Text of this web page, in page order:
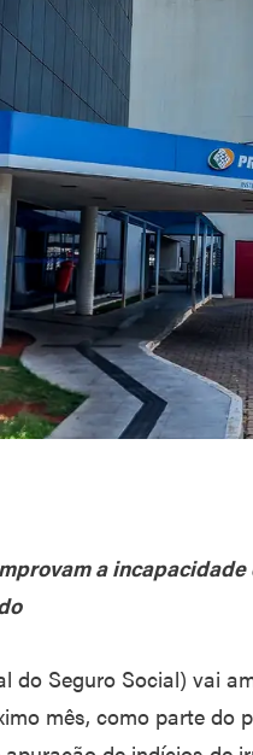
a
do Seguro Social) vai
mês, como parte do